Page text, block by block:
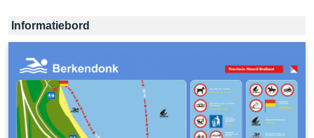
Informatiebord